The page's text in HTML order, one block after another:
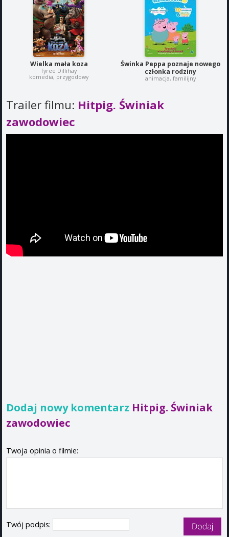
Wielka mała koza
Tyree Dillihay
komedia, przygodowy
Świnka Peppa poznaje nowego
członka rodziny
animacja, familijny
Trailer filmu: Hitpig. Świniak
zawodowiec
Dodaj nowy komentarz Hitpig. Świniak
zawodowiec
Twoja opinia o filmie:
Twój podpis: